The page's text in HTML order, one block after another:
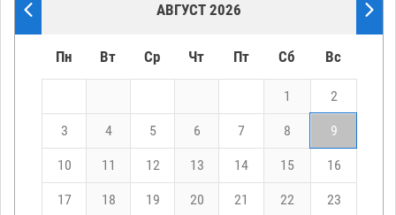
АВГУСТ 2026
Пн Вт Ср Чт Пт Сб Вс
1 2
3 4 5 6 7 8 9
10 11 12 13 14 15 16
17 18 19 20 21 22 23